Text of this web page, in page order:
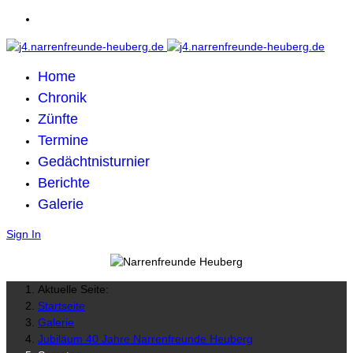
Home
Chronik
Zünfte
Termine
Gedächtnisturnier
Berichte
Galerie
Sign In
Aktuelle Seite:
Startseite
Galerie
Jubiläum 40 Jahre Narrenfreunde Heuberg